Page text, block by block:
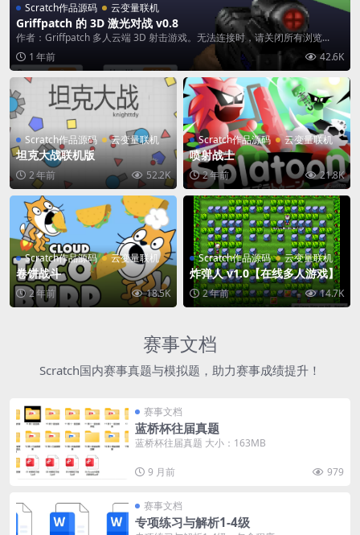
Scratch作品源码 云变量联机
Griffpatch 的 3D 激光对战 v0.8
作者：Griffpatch 多人云端 3D 射击游戏。无法连接时，请关闭所有浏览...
1 年前
42.6K
Scratch作品源码 云变量联机
坦克大战联机版
2 年前 52.2K
Scratch作品源码 云变量联机
喷射战士
2 年前 21.8K
Scratch作品源码 云变量联机
卷饼战斗
2 年前 18.5K
Scratch作品源码 云变量联机
炸弹人 v1.0【在线多人游戏】
2 年前 14.7K
赛事文档
Scratch国内赛事真题与模拟题，助力赛事成绩提升！
赛事文档
蓝桥杯往届真题
蓝桥杯往届真题 大小：163MB
9 月前 979
赛事文档
专项练习与解析1-4级